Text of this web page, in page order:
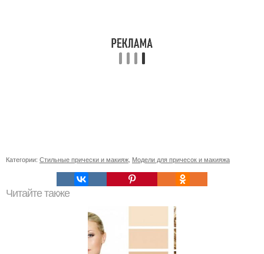
Категории: Стильные прически и макияж, Модели для причесок и макияжа
Читайте также